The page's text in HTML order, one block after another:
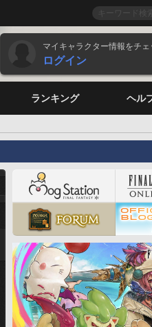
マイキャラクター情報をチェ
ログイン
ランキング ヘル